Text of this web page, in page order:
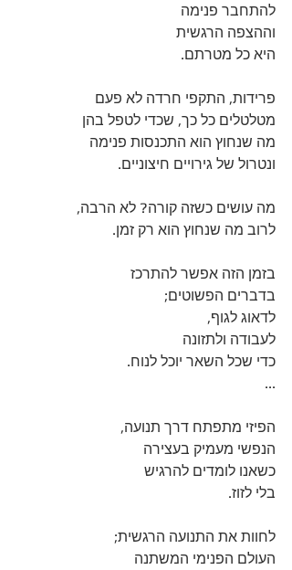
להתחבר פנימה
וההצפה הרגשית
היא כל מטרתם.
פרידות, התקפי חרדה לא פעם
מטלטלים כל כך, שכדי לטפל בהן
מה שנחוץ הוא התכנסות פנימה
ונטרול של גירויים חיצוניים.
מה עושים כשזה קורה? לא הרבה,
לרוב מה שנחוץ הוא רק זמן.
בזמן הזה אפשר להתרכז
בדברים הפשוטים;
לדאוג לגוף,
לעבודה ולתזונה
כדי שכל השאר יוכל לנוח.
...
הפיזי מתפתח דרך תנועה,
הנפשי מעמיק בעצירה
כשאנו לומדים להרגיש
בלי לזוז.
לחוות את התנועה הרגשית;
העולם הפנימי המשתנה